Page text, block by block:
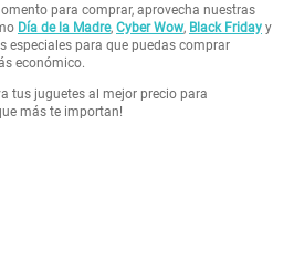
para comprar, aprovecha nuestras
Día de la Madre, Cyber Wow, Black Friday y
especiales para que puedas comprar
económico.
tus juguetes al mejor precio para
más te importan!